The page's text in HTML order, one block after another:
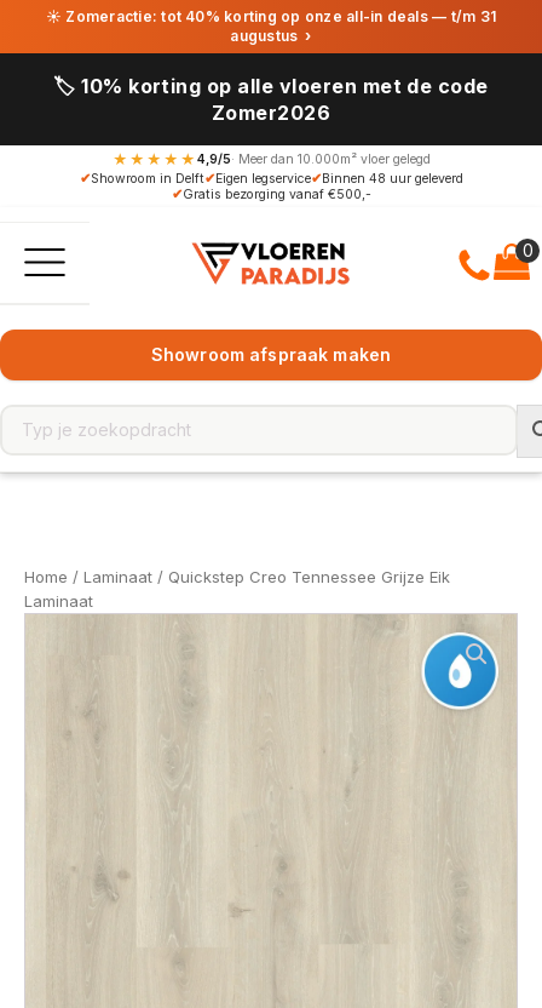
☀ Zomeractie: tot 40% korting op onze all-in deals — t/m 31
augustus ›
🏷️ 10% korting op alle vloeren met de code
Zomer2026
★★★★★ 4,9/5· Meer dan 10.000m² vloer gelegd
✔Showroom in Delft✔Eigen legservice✔Binnen 48 uur geleverd
✔Gratis bezorging vanaf €500,-
Showroom afspraak maken
Home / Laminaat / Quickstep Creo Tennessee Grijze Eik
Laminaat